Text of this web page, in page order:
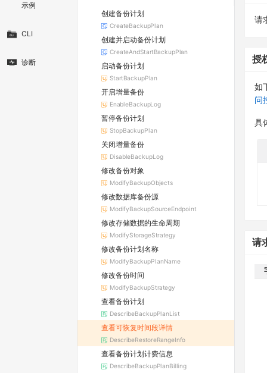
示例
CLI
诊断
创建备份计划
CreateBackupPlan
创建并启动备份计划
CreateAndStartBackupPlan
启动备份计划
StartBackupPlan
开启增量备份
EnableBackupLog
暂停备份计划
StopBackupPlan
关闭增量备份
DisableBackupLog
修改备份对象
ModifyBackupObjects
修改数据库备份源
ModifyBackupSourceEndpoint
修改存储数据的生命周期
ModifyStorageStrategy
修改备份计划名称
ModifyBackupPlanName
修改备份时间
ModifyBackupStrategy
查看备份计划
DescribeBackupPlanList
查看可恢复时间段详情
DescribeRestoreRangeInfo
查看备份计划计费信息
DescribeBackupPlanBilling
请
授
如
问
具
请